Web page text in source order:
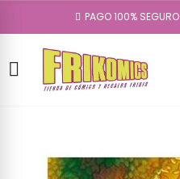
PAGO 100% SEGURO